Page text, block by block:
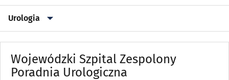
Urologia
Alergologia(18)
Ambulatoria(8)
Wojewódzki Szpital Zespolony
Poradnia Urologiczna